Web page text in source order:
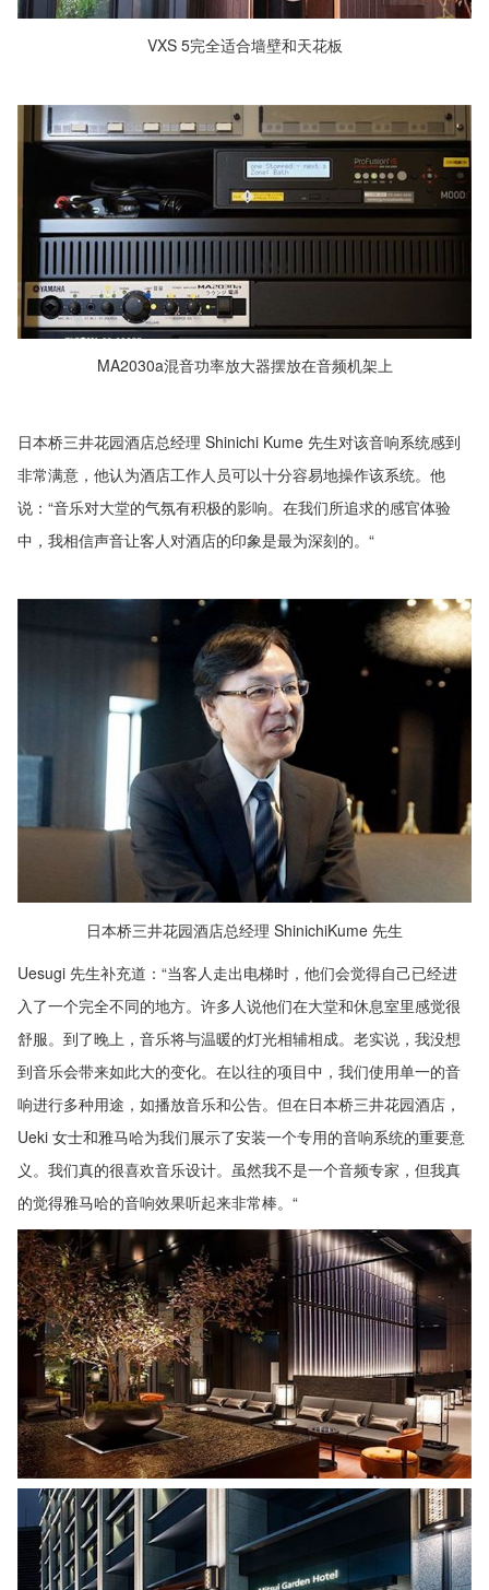
VXS 5完全适合墙壁和天花板
MA2030a混音功率放大器摆放在音频机架上
日本桥三井花园酒店总经理 Shinichi Kume 先生对该音响系统感到
非常满意，他认为酒店工作人员可以十分容易地操作该系统。他
说：“音乐对大堂的气氛有积极的影响。在我们所追求的感官体验
中，我相信声音让客人对酒店的印象是最为深刻的。“
日本桥三井花园酒店总经理 ShinichiKume 先生
Uesugi 先生补充道：“当客人走出电梯时，他们会觉得自己已经进
入了一个完全不同的地方。许多人说他们在大堂和休息室里感觉很
舒服。到了晚上，音乐将与温暖的灯光相辅相成。老实说，我没想
到音乐会带来如此大的变化。在以往的项目中，我们使用单一的音
响进行多种用途，如播放音乐和公告。但在日本桥三井花园酒店，
Ueki 女士和雅马哈为我们展示了安装一个专用的音响系统的重要意
义。我们真的很喜欢音乐设计。虽然我不是一个音频专家，但我真
的觉得雅马哈的音响效果听起来非常棒。“